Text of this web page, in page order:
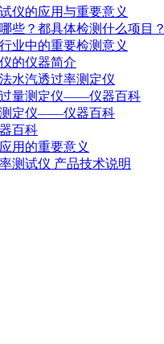
仪的应用与重要意义
些？都具体检测什么项目？
业中的重要检测意义
的仪器简介
水汽透过率测定仪
过量测定仪——仪器百科
测定仪——仪器百科
百科
用的重要意义
测试仪 产品技术说明